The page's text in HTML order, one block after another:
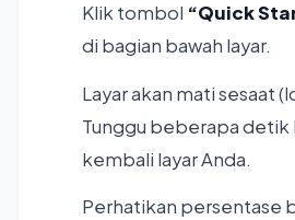
Klik tombol “Quick
di bagian bawah layar.
Layar akan mati sesaat
Tunggu beberapa detik
kembali layar Anda.
Perhatikan persentase